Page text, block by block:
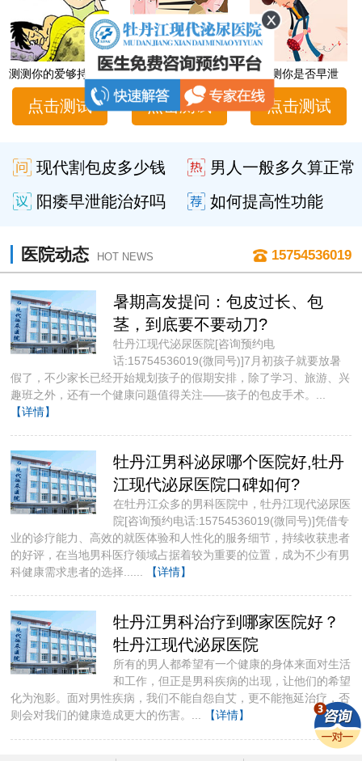
测测你的爱够持久吗
点击测试
男性性功能障碍自测
点击测试
测测你是否早泄
点击测试
现代割包皮多少钱
男人一般多久算正常
阳痿早泄能治好吗
如何提高性功能
医院动态 HOT NEWS 15754536019
暑期高发提问：包皮过长、包
茎，到底要不要动刀?
牡丹江现代泌尿医院[咨询预约电
话:15754536019(微同号)]7月初孩子就要放暑
假了，不少家长已经开始规划孩子的假期安排，除了学习、旅游、兴
趣班之外，还有一个健康问题值得关注——孩子的包皮手术。...
【详情】
牡丹江男科泌尿哪个医院好,牡丹
江现代泌尿医院口碑如何?
在牡丹江众多的男科医院中，牡丹江现代泌尿医
院[咨询预约电话:15754536019(微同号)]凭借专
业的诊疗能力、高效的就医体验和人性化的服务细节，持续收获患者
的好评，在当地男科医疗领域占据着较为重要的位置，成为不少有男
科健康需求患者的选择......
【详情】
牡丹江男科治疗到哪家医院好？
牡丹江现代泌尿医院
所有的男人都希望有一个健康的身体来面对生活
和工作，但正是男科疾病的出现，让他们的希望
化为泡影。面对男性疾病，我们不能自怨自艾，更不能拖延治疗，否
则会对我们的健康造成更大的伤害。...
【详情】